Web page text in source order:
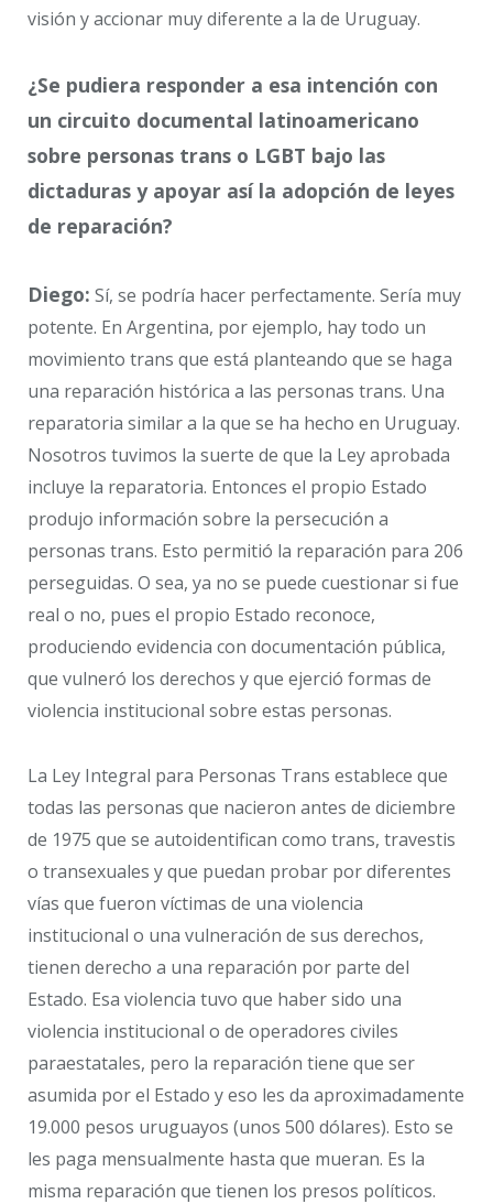
visión y accionar muy diferente a la de Uruguay.
¿Se pudiera responder a esa intención con
un circuito documental latinoamericano
sobre personas trans o LGBT bajo las
dictaduras y apoyar así la adopción de leyes
de reparación?
Diego: Sí, se podría hacer perfectamente. Sería muy
potente. En Argentina, por ejemplo, hay todo un
movimiento trans que está planteando que se haga
una reparación histórica a las personas trans. Una
reparatoria similar a la que se ha hecho en Uruguay.
Nosotros tuvimos la suerte de que la Ley aprobada
incluye la reparatoria. Entonces el propio Estado
produjo información sobre la persecución a
personas trans. Esto permitió la reparación para 206
perseguidas. O sea, ya no se puede cuestionar si fue
real o no, pues el propio Estado reconoce,
produciendo evidencia con documentación pública,
que vulneró los derechos y que ejerció formas de
violencia institucional sobre estas personas.
La Ley Integral para Personas Trans establece que
todas las personas que nacieron antes de diciembre
de 1975 que se autoidentifican como trans, travestis
o transexuales y que puedan probar por diferentes
vías que fueron víctimas de una violencia
institucional o una vulneración de sus derechos,
tienen derecho a una reparación por parte del
Estado. Esa violencia tuvo que haber sido una
violencia institucional o de operadores civiles
paraestatales, pero la reparación tiene que ser
asumida por el Estado y eso les da aproximadamente
19.000 pesos uruguayos (unos 500 dólares). Esto se
les paga mensualmente hasta que mueran. Es la
misma reparación que tienen los presos políticos.